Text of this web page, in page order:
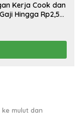
Kerja Cook dan
Hingga Rp2,5
mulut dan